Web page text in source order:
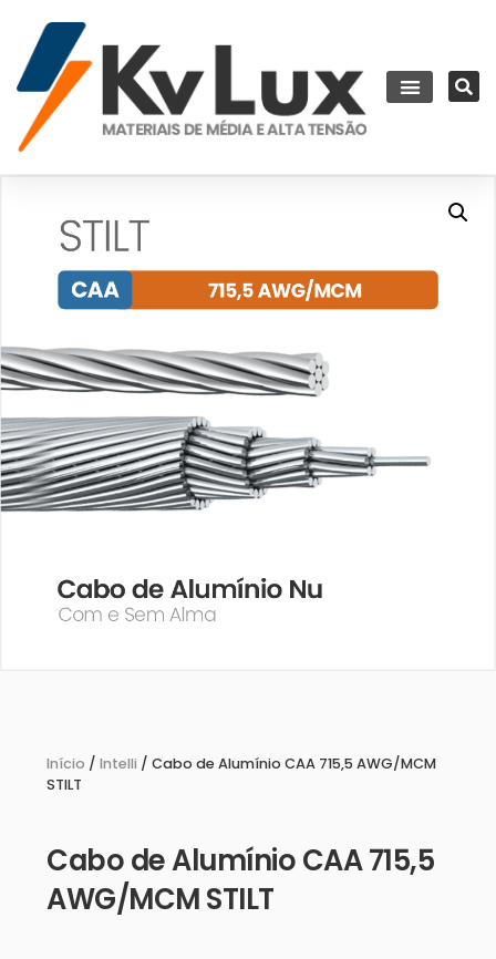
Início / Intelli / Cabo de Alumínio CAA 715,5 AWG/MCM
STILT
Cabo de Alumínio CAA 715,5
AWG/MCM STILT